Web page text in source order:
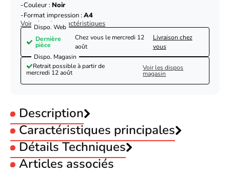
Couleur : Noir
Format impression :A4
Voir plus de caractéristiques
Dispo. Web
Dernière
pièce
Chez vous le mercredi 12
août
Livraison chez
vous
Dispo. Magasin
Retrait possible à partir de
mercredi 12 août
Voir les dispos
magasin
Description
Caractéristiques principales
Type :Jet d'encre
Interface :USB
Interface :WiFi
Détails Techniques
Référence produit
07901379
Articles associés